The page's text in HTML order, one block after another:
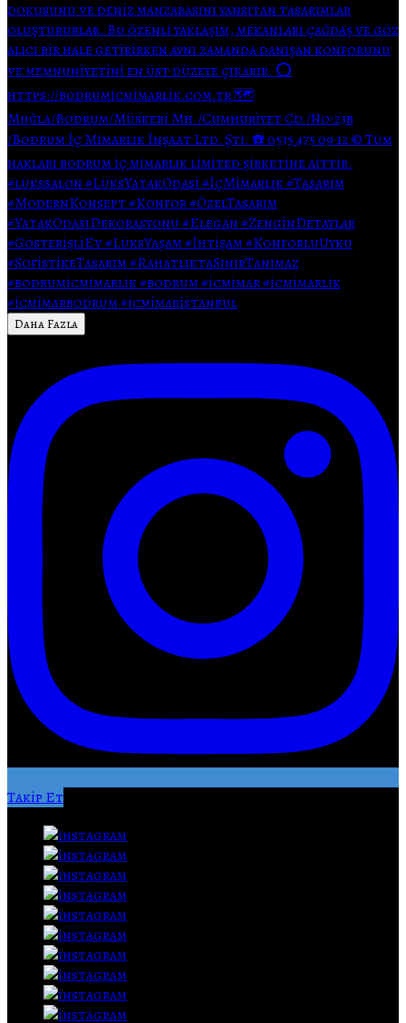
Daha Fazla
Takip Et